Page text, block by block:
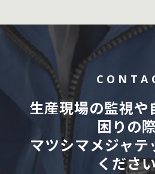
生産現場の監視や
困りの
マツシマメジャテ
くださ